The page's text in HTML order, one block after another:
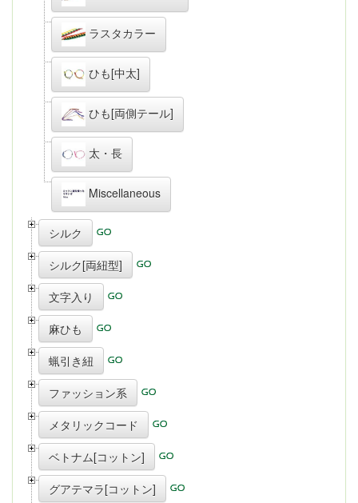
ラスタカラー
ひも[中太]
ひも[両側テール]
太・長
Miscellaneous
シルク
シルク[両紐型]
文字入り
麻ひも
蝋引き紐
ファッション系
メタリックコード
ベトナム[コットン]
グアテマラ[コットン]